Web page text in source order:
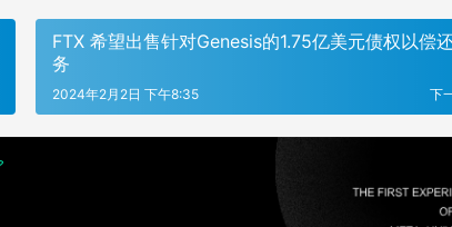
FTX 希望出售针对Genesis的1.75亿美元债权以偿
务
下
2024年2月2日 下午8:35